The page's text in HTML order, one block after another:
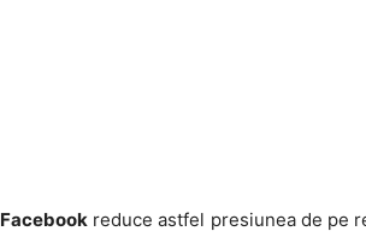
Facebook reduce astfel presiunea de pe